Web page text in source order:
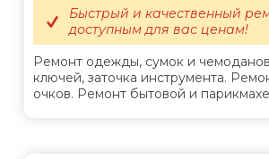
Ремонт одежды, сумок и
ключей, заточка инструмента.
очков. Ремонт бытовой и
Быстрый и качественный
доступным для вас ценам!